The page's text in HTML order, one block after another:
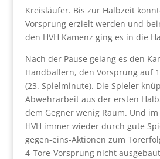
Kreisläufer. Bis zur Halbzeit
Vorsprung erzielt werden und
den HVH Kamenz ging es in die
Nach der Pause gelang es den
Handballern, den Vorsprung auf
(23. Spielminute). Die Spieler
Abwehrarbeit aus der ersten
dem Gegner wenig Raum. Und
HVH immer wieder durch gute
gegen-eins-Aktionen zum
4-Tore-Vorsprung nicht